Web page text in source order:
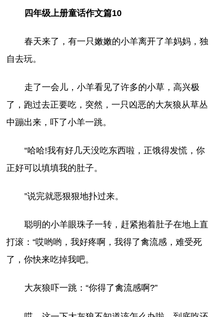
四年级上册童话作文篇10
春天来了，有一只嫩嫩的小羊离开了羊妈妈，独
自去玩。
走了一会儿，小羊看见了许多的小草，高兴极
了，跑过去正要吃，突然，一只凶恶的大灰狼从草丛
中蹦出来，吓了小羊一跳。
“哈哈!我有好几天没吃东西啦，正饿得发慌，你
正好可以填填我的肚子。
”说完就恶狠狠地扑过来。
聪明的小羊眼珠子一转，赶紧抱着肚子在地上直
打滚：“哎哟哟，我好疼啊，我得了禽流感，难受死
了，你快来吃掉我吧。
大灰狼吓一跳：“你得了禽流感啊?”